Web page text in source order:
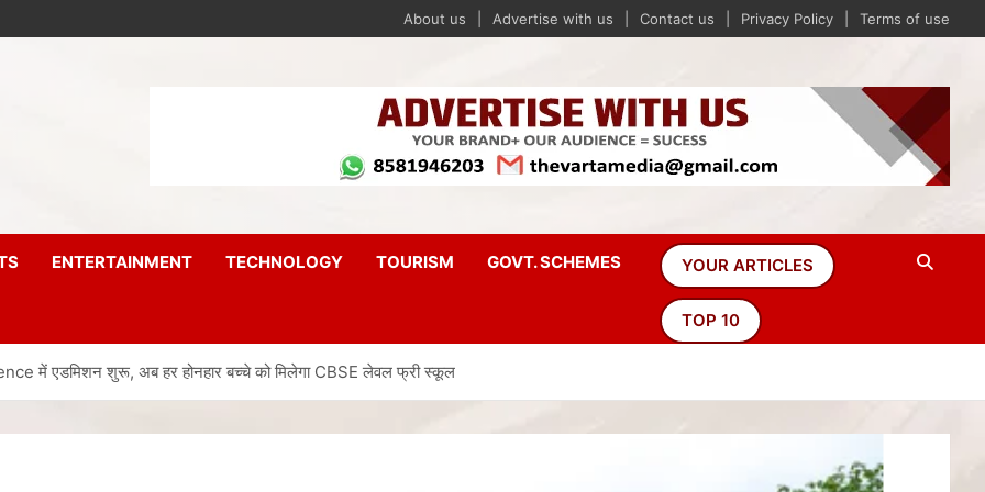
About us Advertise with us Contact us Privacy Policy Terms of use
ENTERTAINMENT TECHNOLOGY TOURISM GOVT. SCHEMES YOUR ARTICLES
TOP 10
में एडमिशन शुरू, अब हर होनहार बच्चे को मिलेगा CBSE लेवल फ्री स्कूल